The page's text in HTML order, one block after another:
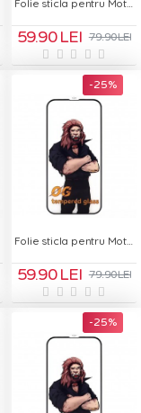
59.90 LEI 79.90 LEI
-25 %
59.90 LEI 79.90 LEI
-25 %